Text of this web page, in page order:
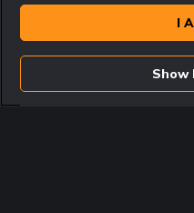
Copyright © Rekatochklart.com 2008-
Spela ansvarsfullt. Åldersgränsen för
problem? Kontakta stödlinjen på 020-
korrekta vid den tidpunkt de
använder e-legitimation för
kommersiellt innehåll.
I
Show